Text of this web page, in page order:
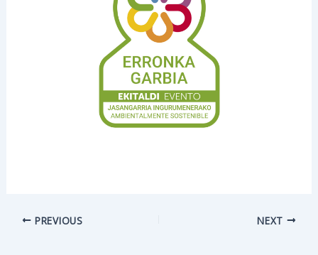
PREVIOUS NEXT